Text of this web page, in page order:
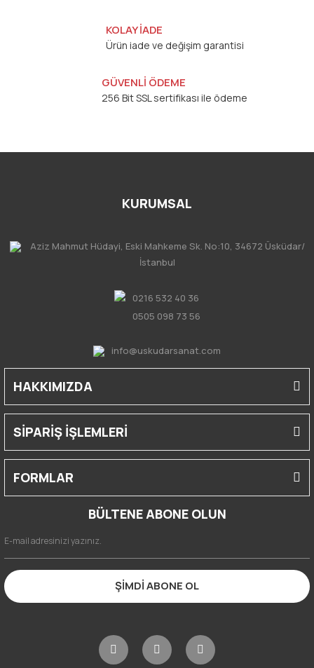
KOLAY İADE
Ürün iade ve değişim garantisi
GÜVENLİ ÖDEME
256 Bit SSL sertifikası ile ödeme
KURUMSAL
Aziz Mahmut Hüdayi, Eski Mahkeme Sk. No:10, 34672 Üsküdar/
İstanbul
0216 532 40 36
0505 098 73 56
info@uskudarsanat.com
HAKKIMIZDA
SİPARİŞ İŞLEMLERİ
FORMLAR
BÜLTENE ABONE OLUN
ŞİMDİ ABONE OL